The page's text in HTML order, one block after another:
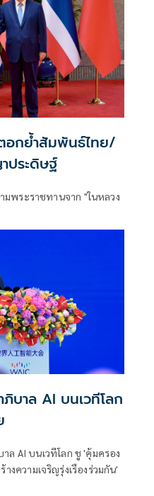
อกยํ้าสัมพันธ์ไทย/
ระดิษฐ์
พระราชทานจาก "ในหลวง
บาล AI บนเวทีโลก
ล AI บนเวทีโลก ชู 'คุ้มครอง
ความเจริญรุ่งเรืองร่วมกัน'